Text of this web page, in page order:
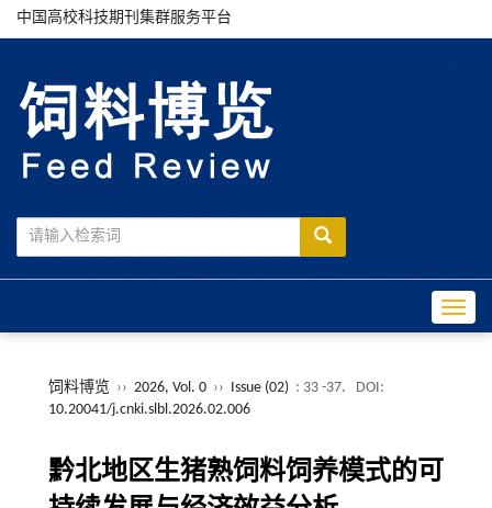
中国高校科技期刊集群服务平台
饲料博览 ›› 2026, Vol. 0 ›› Issue (02) : 33 -37.
DOI:
10.20041/j.cnki.slbl.2026.02.006
黔北地区生猪熟饲料饲养模式的可